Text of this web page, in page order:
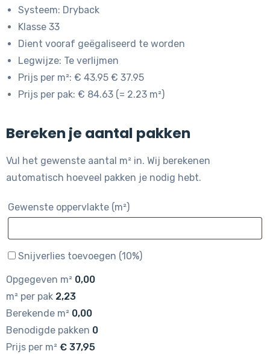
Systeem: Dryback
Klasse 33
Dient vooraf geëgaliseerd te worden
Legwijze: Te verlijmen
Prijs per m²: € 43.95 € 37.95
Prijs per pak: € 84.63 (= 2.23 m²)
Bereken je aantal pakken
Vul het gewenste aantal m² in. Wij berekenen
automatisch hoeveel pakken je nodig hebt.
Gewenste oppervlakte (m²)
Snijverlies toevoegen (10%)
Opgegeven m² 0,00
m² per pak 2,23
Berekende m² 0,00
Benodigde pakken 0
Prijs per m² € 37,95